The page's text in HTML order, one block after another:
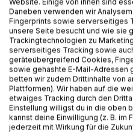
auch auf höheren
Die Automatisierung des
Automation, EDA) stellt
Mikroelektronik und damit
dar.
Heutiger Standard des
Hardwarebeschreibung
Werkzeuge (Computer
Schaltungssimulation und -
Website. Einige von ihnen sind
Daneben verwenden wir
Fingerprints sowie serverseitiges
unsere Seite besucht und wie sie
Trackingtechnologien zu
serverseitiges Tracking sowie
geräteübergreifend Cookies,
sowie gehashte E-Mail-Adressen
betten wir zudem Drittinhalte von
Plattformen). Wir haben auf die
etwaiges Tracking durch den
Einstellung willigst du in die oben
kannst deine Einwilligung (z. B. im
jederzeit mit Wirkung für die